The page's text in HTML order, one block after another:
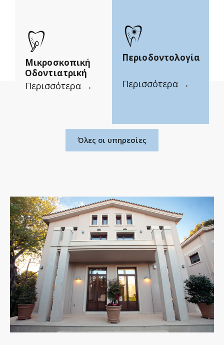
Μικροσκοπική
Οδοντιατρική
Περισσότερα →
Περιοδοντολογία
Περισσότερα →
Όλες οι υπηρεσίες